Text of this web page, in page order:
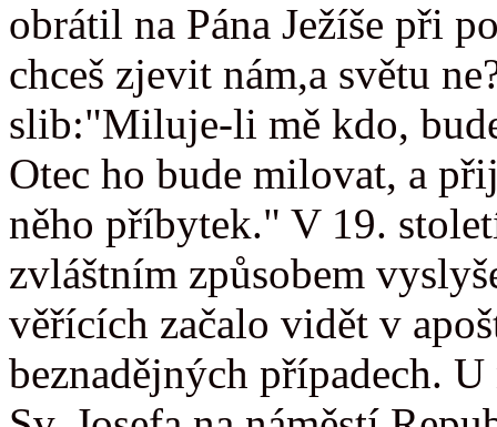
obrátil na Pána Ježíše při
chceš zjevit nám,a světu
slib:"Miluje-li mě kdo,
Otec ho bude milovat, a
něho příbytek." V 19.
zvláštním způsobem
věřících začalo vidět v
beznadějných případech.